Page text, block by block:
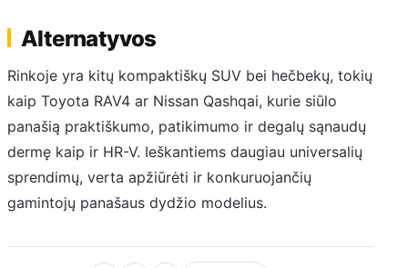
Alternatyvos
Rinkoje yra kitų kompaktiškų SUV bei hečbekų, tokių
kaip Toyota RAV4 ar Nissan Qashqai, kurie siūlo
panašią praktiškumo, patikimumo ir degalų sąnaudų
dermę kaip ir HR-V. Ieškantiems daugiau universalių
sprendimų, verta apžiūrėti ir konkuruojančių
gamintojų panašaus dydžio modelius.